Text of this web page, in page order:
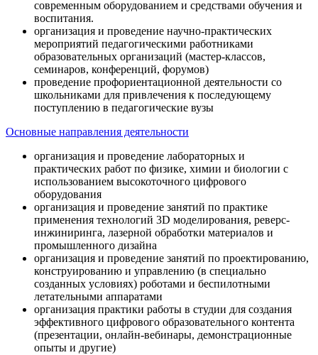
современным оборудованием и средствами обучения и
воспитания.
организация и проведение научно-практических
мероприятий педагогическими работниками
образовательных организаций (мастер-классов,
семинаров, конференций, форумов)
проведение профориентационной деятельности со
школьниками для привлечения к последующему
поступлению в педагогические вузы
Основные направления деятельности
организация и проведение лабораторных и
практических работ по физике, химии и биологии с
использованием высокоточного цифрового
оборудования
организация и проведение занятий по практике
применения технологий 3D моделирования, реверс-
инжиниринга, лазерной обработки материалов и
промышленного дизайна
организация и проведение занятий по проектированию,
конструированию и управлению (в специально
созданных условиях) роботами и беспилотными
летательными аппаратами
организация практики работы в студии для создания
эффективного цифрового образовательного контента
(презентации, онлайн-вебинары, демонстрационные
опыты и другие)